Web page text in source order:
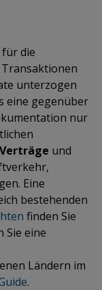
für die
unterzogen
eine gegenüber
nur
und
Eine
bestehenden
finden Sie
Sie eine
Ländern im
.